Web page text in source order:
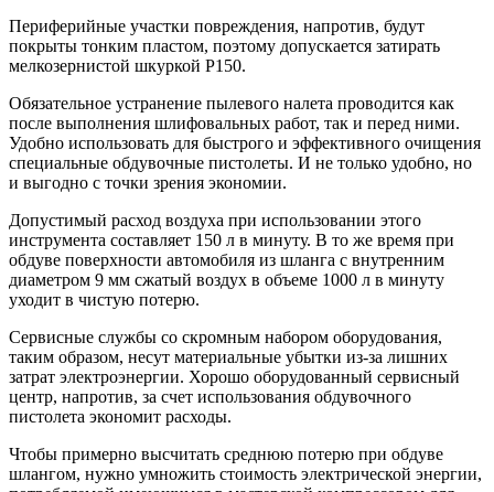
Периферийные участки повреждения, напротив, будут
покрыты тонким пластом, поэтому допускается затирать
мелкозернистой шкуркой Р150.
Обязательное устранение пылевого налета проводится как
после выполнения шлифовальных работ, так и перед ними.
Удобно использовать для быстрого и эффективного очищения
специальные обдувочные пистолеты. И не только удобно, но
и выгодно с точки зрения экономии.
Допустимый расход воздуха при использовании этого
инструмента составляет 150 л в минуту. В то же время при
обдуве поверхности автомобиля из шланга с внутренним
диаметром 9 мм сжатый воздух в объеме 1000 л в минуту
уходит в чистую потерю.
Сервисные службы со скромным набором оборудования,
таким образом, несут материальные убытки из-за лишних
затрат электроэнергии. Хорошо оборудованный сервисный
центр, напротив, за счет использования обдувочного
пистолета экономит расходы.
Чтобы примерно высчитать среднюю потерю при обдуве
шлангом, нужно умножить стоимость электрической энергии,